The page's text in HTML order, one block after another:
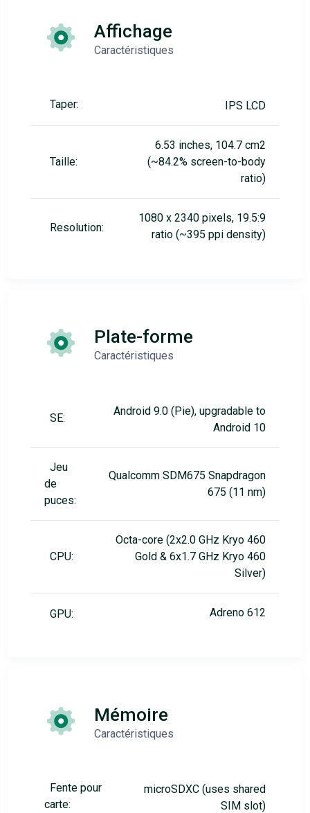
Affichage
Caractéristiques
Taper: IPS LCD
Taille:
6.53 inches, 104.7 cm2
(~84.2% screen-to-body
ratio)
Resolution:
1080 x 2340 pixels, 19.5:9
ratio (~395 ppi density)
Plate-forme
Caractéristiques
SE:
Android 9.0 (Pie), upgradable to
Android 10
Jeu
de
puces:
Qualcomm SDM675 Snapdragon
675 (11 nm)
CPU:
Octa-core (2x2.0 GHz Kryo 460
Gold & 6x1.7 GHz Kryo 460
Silver)
GPU: Adreno 612
Mémoire
Caractéristiques
Fente pour
carte:
microSDXC (uses shared
SIM slot)